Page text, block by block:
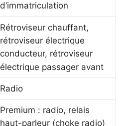
d’immatriculation
Rétroviseur chauffant,
rétroviseur électrique
conducteur, rétroviseur
électrique passager avant
Radio
Premium : radio, relais
haut-parleur (choke radio)